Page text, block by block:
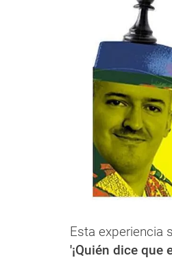
Esta experiencia
'¡Quién dice que